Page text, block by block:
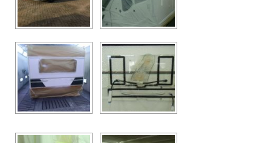
CONTACT